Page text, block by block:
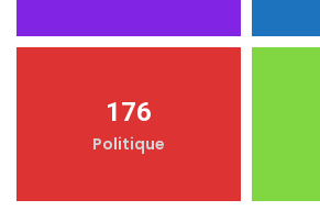
176
Politique